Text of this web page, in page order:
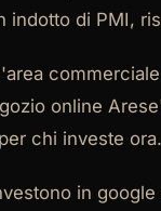
indotto di PMI,
online
chi investe ora.
in